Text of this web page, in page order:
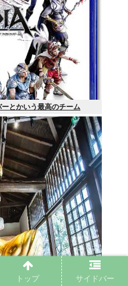
とかいう最高のチーム
トップ サイドバー